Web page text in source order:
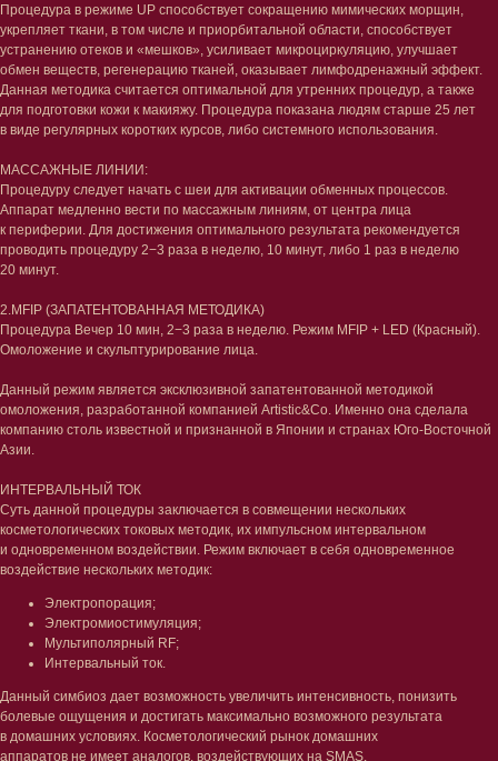
Процедура в режиме UP способствует сокращению мимических морщин,
укрепляет ткани, в том числе и приорбитальной области, способствует
устранению отеков и «мешков», усиливает микроциркуляцию, улучшает
обмен веществ, регенерацию тканей, оказывает лимфодренажный эффект.
Данная методика считается оптимальной для утренних процедур, а также
для подготовки кожи к макияжу. Процедура показана людям старше 25 лет
в виде регулярных коротких курсов, либо системного использования.
МАССАЖНЫЕ ЛИНИИ:
Процедуру следует начать с шеи для активации обменных процессов.
Аппарат медленно вести по массажным линиям, от центра лица
к периферии. Для достижения оптимального результата рекомендуется
проводить процедуру 2−3 раза в неделю, 10 минут, либо 1 раз в неделю
20 минут.
2.MFIP (ЗАПАТЕНТОВАННАЯ МЕТОДИКА)
Процедура Вечер 10 мин, 2−3 раза в неделю. Режим MFIP + LED (Красный).
Омоложение и скульптурирование лица.
Данный режим является эксклюзивной запатентованной методикой
омоложения, разработанной компанией Artistic&Co. Именно она сделала
компанию столь известной и признанной в Японии и странах Юго-Восточной
Азии.
ИНТЕРВАЛЬНЫЙ ТОК
Суть данной процедуры заключается в совмещении нескольких
косметологических токовых методик, их импульсном интервальном
и одновременном воздействии. Режим включает в себя одновременное
воздействие нескольких методик:
Электропорация;
Электромиостимуляция;
Мультиполярный RF;
Интервальный ток.
Данный симбиоз дает возможность увеличить интенсивность, понизить
болевые ощущения и достигать максимально возможного результата
в домашних условиях. Косметологический рынок домашних
аппаратов не имеет аналогов, воздействующих на SMAS.